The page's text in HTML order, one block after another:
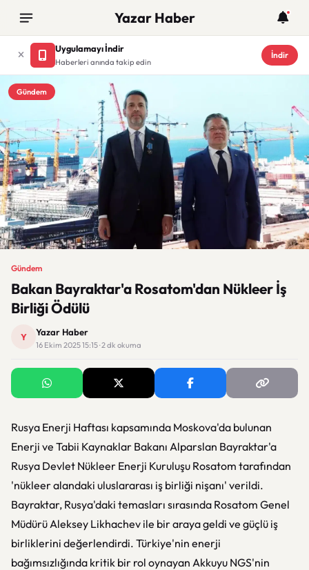
Yazar Haber
Uygulamayı İndir
Haberleri anında takip edin
İndir
Gündem
Gündem
Bakan Bayraktar'a Rosatom'dan Nükleer İş
Birliği Ödülü
Y Yazar Haber
16 Ekim 2025 15:15 · 2 dk okuma
Rusya Enerji Haftası kapsamında Moskova'da bulunan
Enerji ve Tabii Kaynaklar Bakanı Alparslan Bayraktar'a
Rusya Devlet Nükleer Enerji Kuruluşu Rosatom tarafından
'nükleer alandaki uluslararası iş birliği nişanı' verildi.
Bayraktar, Rusya'daki temasları sırasında Rosatom Genel
Müdürü Aleksey Likhachev ile bir araya geldi ve güçlü iş
birliklerini değerlendirdi. Türkiye'nin enerji
bağımsızlığında kritik bir rol oynayan Akkuyu NGS'nin